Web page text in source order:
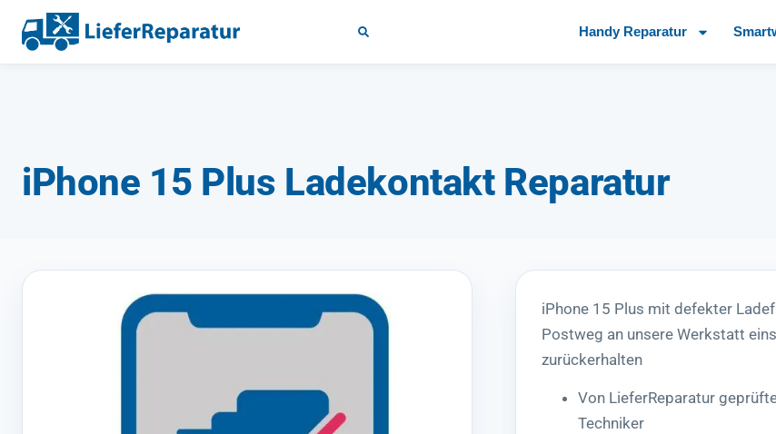
Handy Reparatur
iPhone 15 Plus Ladekontakt Reparatur
iPhone 15 Plus mit defekter
Postweg an unsere Werkstatt
zurückerhalten
Von LieferReparatur
Techniker